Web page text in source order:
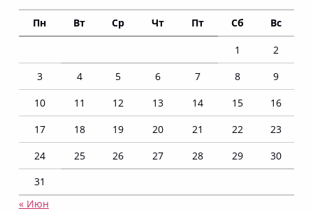
Пн Вт Ср Чт Пт Сб Вс
1
2
3
4 5 6 7 8
9
10
11 12 13 14 15
16
17
18 19 20 21 22
23
24
25 26 27 28 29
30
31
« Июн